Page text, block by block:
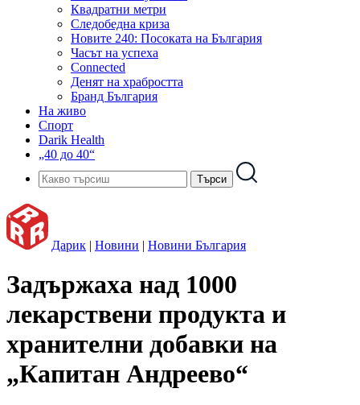
Квадратни метри
Следобедна криза
Новите 240: Посоката на България
Часът на успеха
Connected
Денят на храбростта
Бранд България
На живо
Спорт
Darik Health
„40 до 40“
Дарик | Новини | Новини България
Задържаха над 1000
лекарствени продукта и
хранителни добавки на
„Капитан Андреево“